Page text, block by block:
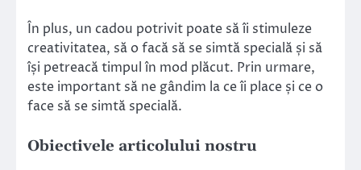
În plus, un cadou potrivit poate să îi stimuleze
creativitatea, să o facă să se simtă specială și să
își petreacă timpul în mod plăcut. Prin urmare,
este important să ne gândim la ce îi place și ce o
face să se simtă specială.
Obiectivele articolului nostru